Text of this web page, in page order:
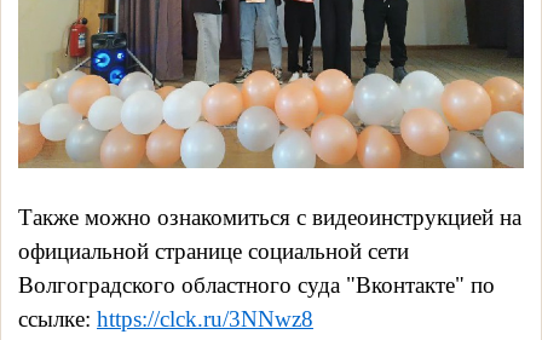
Также можно ознакомиться с видеоинструкцией на
официальной странице социальной сети
Волгоградского областного суда "Вконтакте" по
ссылке: https://clck.ru/3NNwz8